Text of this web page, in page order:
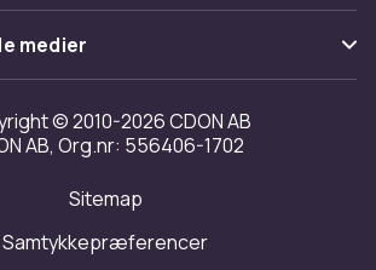
medier
© 2010-2026 CDON AB
AB, Org.nr: 556406-1702
Sitemap
Samtykkepræferencer